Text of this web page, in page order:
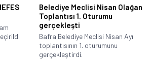
Belediye Meclisi Nisan Olağan
Toplantısı 1. Oturumu
gerçekleşti
Bafra Belediye Meclisi Nisan Ayı
toplantısının 1. oturumunu
gerçekleştirdi.